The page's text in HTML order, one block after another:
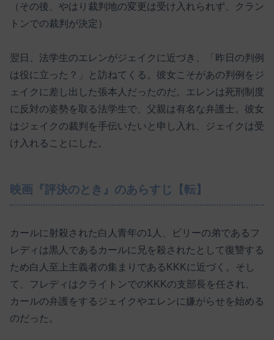
（その後、やはり裁判地の変更は受け入れられず、クラン
トンでの裁判が決定）
翌日、法学生のエレンがジェイクに近づき、「昨日の判例
は役に立った？」と訪ねてくる。彼女こそがあの判例をジ
ェイクに差し出した張本人だったのだ。エレンは死刑制度
に反対の姿勢を取る法学生で、父親は有名な弁護士。彼女
はジェイクの裁判を手伝いたいと申し入れ、ジェイクは受
け入れることにした。
映画『評決のとき』のあらすじ【転】
カールに射殺された白人青年の1人、ビリーの弟であるフ
レディは黒人であるカールに兄を殺されたとして復讐する
ため白人至上主義者の集まりであるKKKに近づく。そし
て、フレディはクライトンでのKKKの支部長を任され、
カールの弁護をするジェイクやエレンに嫌がらせを始める
のだった。